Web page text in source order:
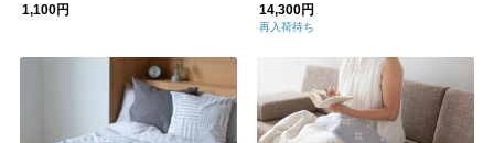
1,100円 14,300円
再入荷待ち